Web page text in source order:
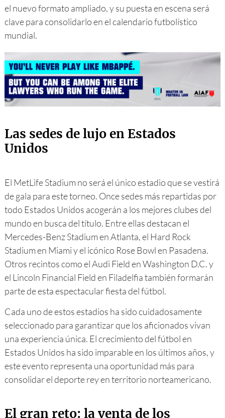
el nuevo formato ampliado, y su puesta en escena será
clave para consolidarlo en el calendario futbolístico
mundial.
Las sedes de lujo en Estados
Unidos
El MetLife Stadium no será el único estadio que se vestirá
de gala para este torneo. Once sedes más repartidas por
todo Estados Unidos acogerán a los mejores clubes del
mundo en busca del título. Entre ellas destacan el
Mercedes-Benz Stadium en Atlanta, el Hard Rock
Stadium en Miami y el icónico Rose Bowl en Pasadena.
Otros recintos como el Audi Field en Washington D.C. y
el Lincoln Financial Field en Filadelfia también formarán
parte de esta espectacular fiesta del fútbol.
Cada uno de estos estadios ha sido cuidadosamente
seleccionado para garantizar que los aficionados vivan
una experiencia única. El crecimiento del fútbol en
Estados Unidos ha sido imparable en los últimos años, y
este evento representa una oportunidad más para
consolidar el deporte rey en territorio norteamericano.
El gran reto: la venta de los